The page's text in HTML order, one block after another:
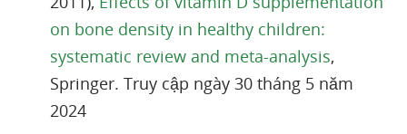
on bone density in healthy children:
systematic review and meta-analysis,
Springer. Truy cập ngày 30 tháng 5 năm
2024